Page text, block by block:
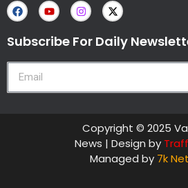
Subscribe For Daily
Copyright © 2025
News | Design by
Managed by 7k